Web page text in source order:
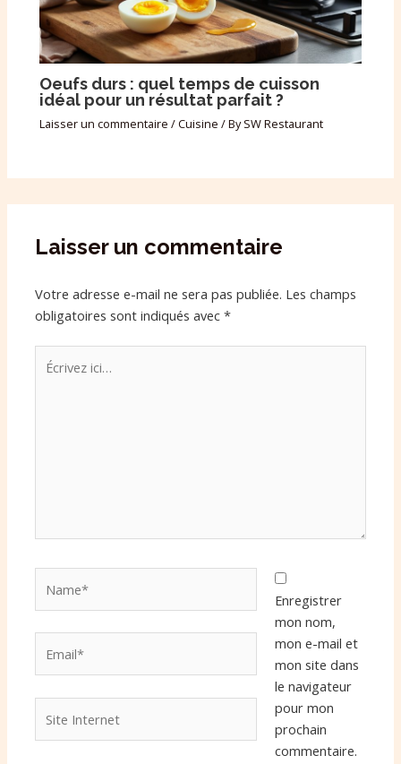
Oeufs durs : quel temps de cuisson
idéal pour un résultat parfait ?
Laisser un commentaire /Cuisine / BySW Restaurant
Laisser un commentaire
Votre adresse e-mail ne sera pas publiée. Les champs
obligatoires sont indiqués avec*
Écrivez
ici…
Internet
Enregistrer
mon nom,
mon e-mail et
mon site dans
le navigateur
pour mon
prochain
commentaire.